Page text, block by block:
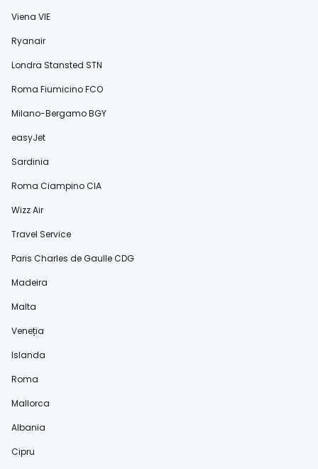
Viena VIE
Ryanair
Londra Stansted STN
Roma Fiumicino FCO
Milano-Bergamo BGY
easyJet
Sardinia
Roma Ciampino CIA
Wizz Air
Travel Service
Paris Charles de Gaulle CDG
Madeira
Malta
Veneția
Islanda
Roma
Mallorca
Albania
Cipru